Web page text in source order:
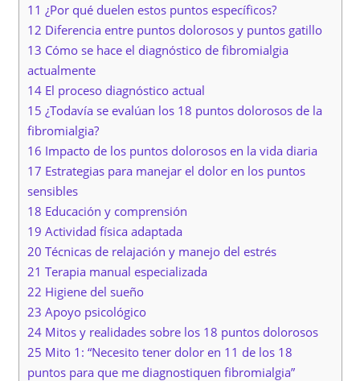
11 ¿Por qué duelen estos puntos específicos?
12 Diferencia entre puntos dolorosos y puntos gatillo
13 Cómo se hace el diagnóstico de fibromialgia
actualmente
14 El proceso diagnóstico actual
15 ¿Todavía se evalúan los 18 puntos dolorosos de la
fibromialgia?
16 Impacto de los puntos dolorosos en la vida diaria
17 Estrategias para manejar el dolor en los puntos
sensibles
18 Educación y comprensión
19 Actividad física adaptada
20 Técnicas de relajación y manejo del estrés
21 Terapia manual especializada
22 Higiene del sueño
23 Apoyo psicológico
24 Mitos y realidades sobre los 18 puntos dolorosos
25 Mito 1: “Necesito tener dolor en 11 de los 18
puntos para que me diagnostiquen fibromialgia”